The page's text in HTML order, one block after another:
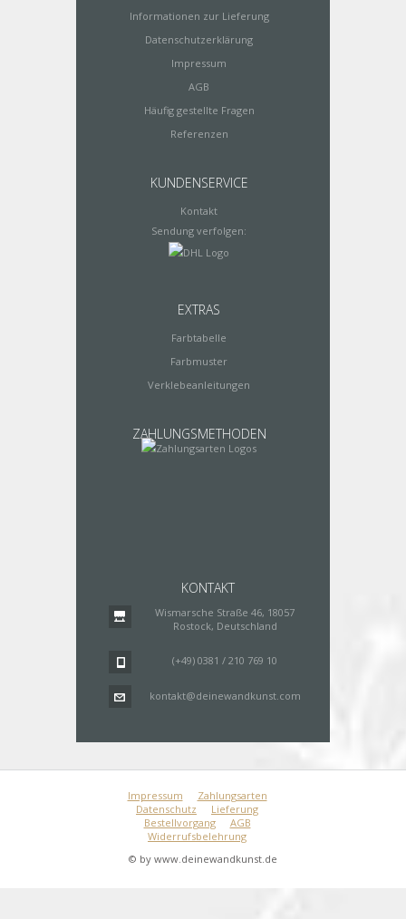
Informationen zur Lieferung
Datenschutzerklärung
Impressum
AGB
Häufig gestellte Fragen
Referenzen
KUNDENSERVICE
Kontakt
Sendung verfolgen:
EXTRAS
Farbtabelle
Farbmuster
Verklebeanleitungen
ZAHLUNGSMETHODEN
KONTAKT
Wismarsche Straße 46, 18057
Rostock, Deutschland
(+49) 0381 / 210 769 10
kontakt@deinewandkunst.com
Impressum
Zahlungsarten
Datenschutz
Lieferung
Bestellvorgang
AGB
Widerrufsbelehrung
© by www.deinewandkunst.de